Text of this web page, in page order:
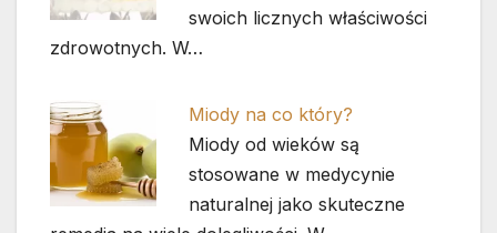
swoich licznych właściwości
zdrowotnych. W…
Miody na co który?
Miody od wieków są
stosowane w medycynie
naturalnej jako skuteczne